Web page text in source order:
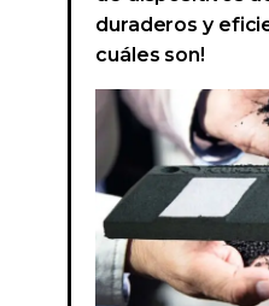
duraderos y
cuáles son!